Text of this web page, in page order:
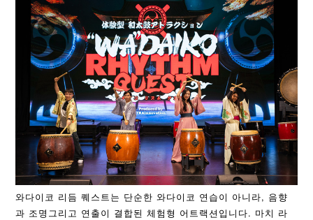
와다이코 리듬 퀘스트는 단순한 와다이코 연습이 아니라, 음향
과 조명그리고 연출이 결합된 체험형 어트랙션입니다. 마치 라